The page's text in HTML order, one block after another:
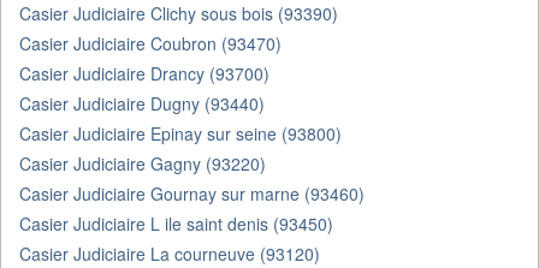
Casier Judiciaire Clichy sous bois (93390)
Casier Judiciaire Coubron (93470)
Casier Judiciaire Drancy (93700)
Casier Judiciaire Dugny (93440)
Casier Judiciaire Epinay sur seine (93800)
Casier Judiciaire Gagny (93220)
Casier Judiciaire Gournay sur marne (93460)
Casier Judiciaire L ile saint denis (93450)
Casier Judiciaire La courneuve (93120)